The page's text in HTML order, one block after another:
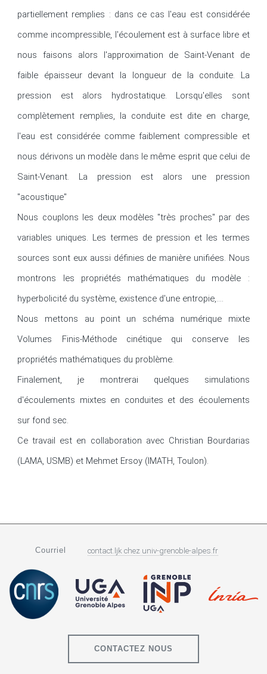
partiellement remplies : dans ce cas l'eau est considérée
comme incompressible, l'écoulement est à surface libre et
nous faisons alors l'approximation de Saint-Venant de
faible épaisseur devant la longueur de la conduite. La
pression est alors hydrostatique. Lorsqu'elles sont
complètement remplies, la conduite est dite en charge,
l'eau est considérée comme faiblement compressible et
nous dérivons un modèle dans le même esprit que celui de
Saint-Venant. La pression est alors une pression
"acoustique"
Nous couplons les deux modèles "très proches" par des
variables uniques. Les termes de pression et les termes
sources sont eux aussi définies de manière unifiées. Nous
montrons les propriétés mathématiques du modèle :
hyperbolicité du système, existence d'une entropie,....
Nous mettons au point un schéma numérique mixte
Volumes Finis-Méthode cinétique qui conserve les
propriétés mathématiques du problème.
Finalement, je montrerai quelques simulations
d'écoulements mixtes en conduites et des écoulements
sur fond sec.
Ce travail est en collaboration avec Christian Bourdarias
(LAMA, USMB) et Mehmet Ersoy (IMATH, Toulon).
Courriel contact.ljk chez univ-grenoble-alpes.fr
CONTACTEZ NOUS